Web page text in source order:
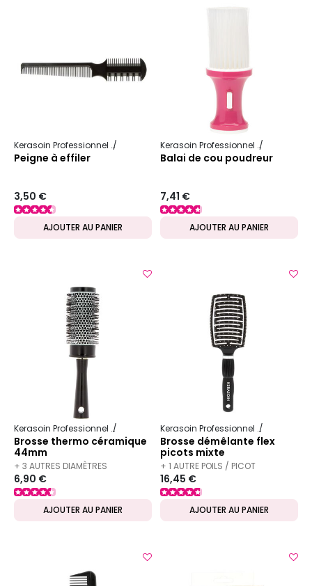
Kerasoin Professionnel Matériel Coiffure Peigne
Peigne à effiler
3,50 €
AJOUTER AU PANIER
Kerasoin Professionnel
Balai de cou poudreur
7,41 €
AJOUTER AU PANIER
Kerasoin Professionnel Matériel Coiffure Brosse à brushing
Brosse thermo céramique
44mm
+ 3 AUTRES DIAMÈTRES
DISPONIBLES
6,90 €
AJOUTER AU PANIER
Kerasoin Professionnel
Brosse démêlante flex
picots mixte
+ 1 AUTRE POILS / PICOT
DISPONIBLE
16,45 €
AJOUTER AU PANIER